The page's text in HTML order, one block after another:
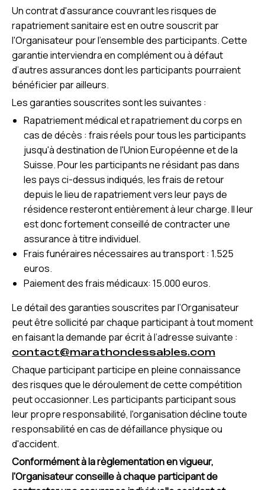
Un contrat d'assurance couvrant les risques de
rapatriement sanitaire est en outre souscrit par
l'Organisateur pour l'ensemble des participants. Cette
garantie interviendra en complément ou à défaut
d’autres assurances dont les participants pourraient
bénéficier par ailleurs.
Les garanties souscrites sont les suivantes :
Rapatriement médical et rapatriement du corps en
cas de décès : frais réels pour tous les participants
jusqu'à destination de l'Union Européenne et de la
Suisse. Pour les participants ne résidant pas dans
les pays ci-dessus indiqués, les frais de retour
depuis le lieu de rapatriement vers leur pays de
résidence resteront entièrement à leur charge. Il leur
est donc fortement conseillé de contracter une
assurance à titre individuel.
Frais funéraires nécessaires au transport : 1.525
euros.
Paiement des frais médicaux: 15.000 euros.
Le détail des garanties souscrites par l’Organisateur
peut être sollicité par chaque participant à tout moment
en faisant la demande par écrit à l’adresse suivante :
contact@marathondessables.com
Chaque participant participe en pleine connaissance
des risques que le déroulement de cette compétition
peut occasionner. Les participants participant sous
leur propre responsabilité, l'organisation décline toute
responsabilité en cas de défaillance physique ou
d'accident.
Conformément à la règlementation en vigueur,
l'Organisateur conseille à chaque participant de